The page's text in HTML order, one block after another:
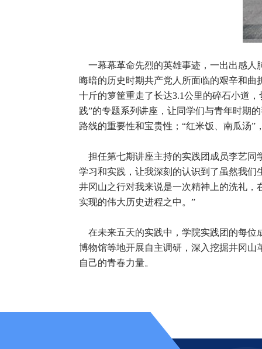
一幕幕革命先烈的英雄事迹，一出出感人
晦暗的历史时期共产党人所面临的艰辛和
十斤的箩筐重走了长达3.1公里的碎石小道
践”的专题系列讲座，让同学们与青年时期
路线的重要性和宝贵性；“红米饭、南瓜汤
担任第七期讲座主持的实践团成员李艺同
学习和实践，让我深刻的认识到了虽然我
井冈山之行对我来说是一次精神上的洗礼
实现的伟大历史进程之中。”
在未来五天的实践中，学院实践团的每位
博物馆等地开展自主调研，深入挖掘井冈
自己的青春力量。